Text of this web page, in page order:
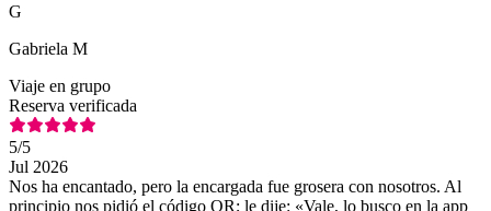
G
Gabriela M
Viaje en grupo
Reserva verificada
5/5
Jul 2026
Nos ha encantado, pero la encargada fue grosera con nosotros. Al
principio nos pidió el código QR; le dije: «Vale, lo busco en la app